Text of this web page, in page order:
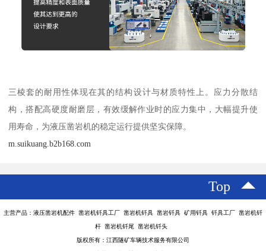
三棱套的耐用性体现在其的结构设计与材质特性上。应力分散结
构，搭配高硬度耐磨层，有效缓解作业时的应力集中，大幅提升使
用寿命，为液压凿岩机的稳定运行提供坚实保障。
m.suikuang.b2b168.com
Top
主营产品：液压凿岩机配件 凿岩机钎具工厂 凿岩机钎具 凿岩钎具 矿用钎具 钎具工厂 凿岩机钎
杆 凿岩机钎尾 凿岩机钎头
版权所有：江西隧矿车辆技术服务有限公司